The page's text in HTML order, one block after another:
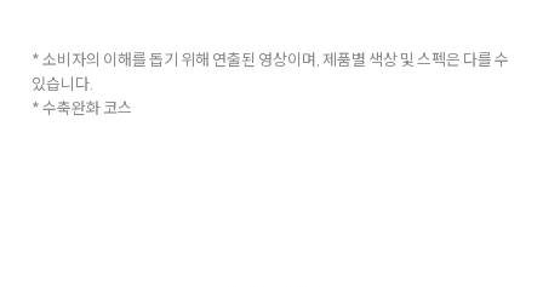
* 소비자의 이해를 돕기 위해 연출된 영상이며, 제품별 색상 및 스펙은 다를 수
있습니다.
* 수축완화 코스